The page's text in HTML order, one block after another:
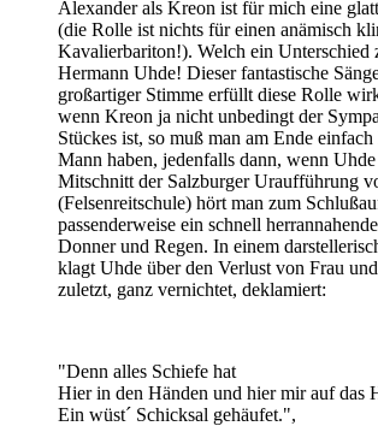
Alexander als Kreon ist für mich eine
(die Rolle ist nichts für einen anämisch
Kavalierbariton!). Welch ein Unterschied
Hermann Uhde! Dieser fantastische
großartiger Stimme erfüllt diese Rolle
wenn Kreon ja nicht unbedingt der
Stückes ist, so muß man am Ende
Mann haben, jedenfalls dann, wenn
Mitschnitt der Salzburger Uraufführung
(Felsenreitschule) hört man zum
passenderweise ein schnell
Donner und Regen. In einem
klagt Uhde über den Verlust von Frau
zuletzt, ganz vernichtet, deklamiert:
"Denn alles Schiefe hat
Hier in den Händen und hier mir auf das
Ein wüst´ Schicksal gehäufet.",